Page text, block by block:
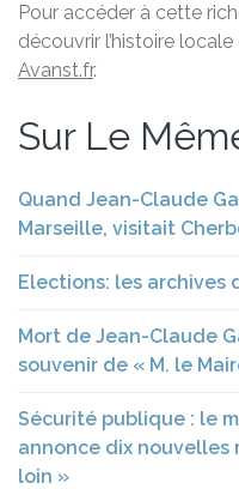
Pour accéder à cette
découvrir l’histoire
Avanst.fr.
Sur Le
Quand Jean-Claude
Marseille, visitait
Elections: les archives
Mort de Jean-Claude
souvenir de « M. le
Sécurité publique : le
annonce dix nouvelles
loin »